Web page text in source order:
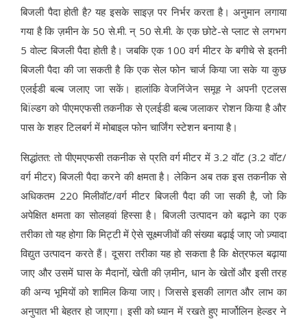
बिजली पैदा होती है? यह इसके साइज़ पर निर्भर करता है। अनुमान लगाया
गया है कि ज़मीन के 50 से.मी. न् 50 से.मी. के एक छोटे-से प्लाट से लगभग
5 वोल्ट बिजली पैदा होती है। जबकि एक 100 वर्ग मीटर के बगीचे से इतनी
बिजली पैदा की जा सकती है कि एक सेल फोन चार्ज किया जा सके या कुछ
एलईडी बल्ब जलाए जा सकें। हालांकि वेजनिंजेन समूह ने अपनी एटलस
बिÏल्डग को पीएमएफसी तकनीक से एलईडी बल्ब जलाकर रोशन किया है और
पास के शहर टिलबर्ग में मोबाइल फोन चार्जिंग स्टेशन बनाया है।
सिद्धांतत: तो पीएमएफसी तकनीक से प्रति वर्ग मीटर में 3.2 वॉट (3.2 वॉट/
वर्ग मीटर) बिजली पैदा करने की क्षमता है। लेकिन अब तक इस तकनीक से
अधिकतम 220 मिलीवॉट/वर्ग मीटर बिजली पैदा की जा सकी है, जो कि
अपेक्षित क्षमता का सोलहवां हिस्सा है। बिजली उत्पादन को बढ़ाने का एक
तरीका तो यह होगा कि मिट्टी में ऐसे सूक्ष्मजीवों की संख्या बढ़ाई जाए जो ज़्यादा
विद्युत उत्पादन करते हैं। दूसरा तरीका यह हो सकता है कि क्षेत्रफल बढ़ाया
जाए और उसमें घास के मैदानों, खेती की ज़मीन, धान के खेतों और इसी तरह
की अन्य भूमियों को शामिल किया जाए। जिससे इसकी लागत और लाभ का
अनुपात भी बेहतर हो जाएगा। इसी को ध्यान में रखते हुए मार्जोलिन हेल्डर ने